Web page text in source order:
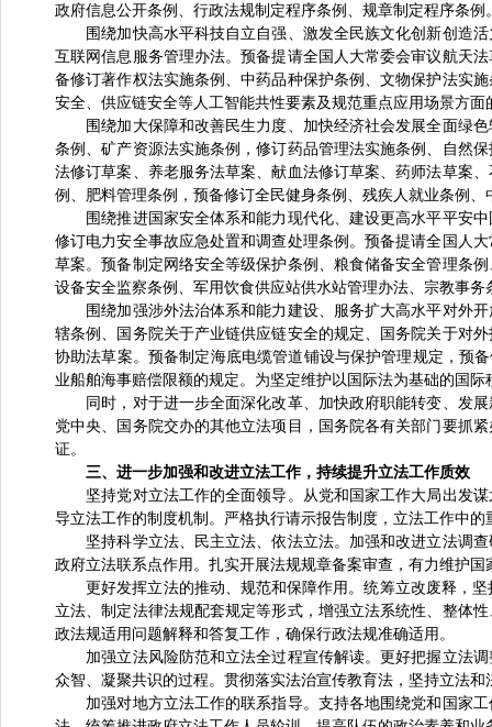
政府信息公开条例、行政法规制定程序条例、规章制定程序条例
围绕加快高水平科技自立自强、激发全民族文化创新创造活
互联网信息服务管理办法。预备提请全国人大常委会审议航天
备修订著作权法实施条例、中药品种保护条例、文物保护法实
安全、供应链安全等人工智能共性要素及规范重点应用场景方面
围绕加大保障和改善民生力度、加快经济社会发展全面绿色
条例、矿产资源法实施条例，修订药品管理法实施条例、自然
法修订草案、养老服务法草案、献血法修订草案、药师法草案
例、肥料管理条例，预备修订全民健身条例、残疾人就业条例
围绕推进国家安全体系和能力现代化、建设更高水平平安中
修订电力安全事故应急处置和调查处理条例。预备提请全国人
草案。预备制定网络安全等级保护条例、粮食储备安全管理条
设备安全监察条例、军用饮食供应站供水站管理办法、宗教事
围绕加强涉外法治体系和能力建设、服务扩大高水平对外开
辖条例、国务院关于产业链供应链安全的规定、国务院关于对
协助法草案。预备制定海底电缆管道铺设与保护管理规定，预
业船舶海事赔偿限额的规定。为坚定维护以国际法为基础的国
同时，对于进一步全面深化改革、加快政府职能转变、发展
党中央、国务院交办的其他立法项目，国务院各有关部门要抓
证。
三、进一步加强和改进立法工作，持续提升立法工作质效
坚持党对立法工作的全面领导。从党和国家工作大局出发谋
导立法工作的制度机制。严格执行请示报告制度，立法工作中
坚持科学立法、民主立法、依法立法。加强和改进立法调查
政府立法联系点作用。扎实开展法规规章备案审查，有力维护国
更好发挥立法的推动、规范和保障作用。统筹立改废释，坚
立法、制定法律法规配套规定等形式，增强立法系统性、整体
政法规适用问题解释和答复工作，确保行政法规准确适用。
加强立法风险防范和立法全过程宣传解读。更好把握立法调
众智、凝聚共识的过程。贯彻落实法治宣传教育法，坚持立法
加强对地方立法工作的联系指导。支持各地围绕党和国家工